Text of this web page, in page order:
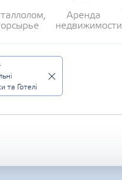
Аренда
недвижимости
та Готелі